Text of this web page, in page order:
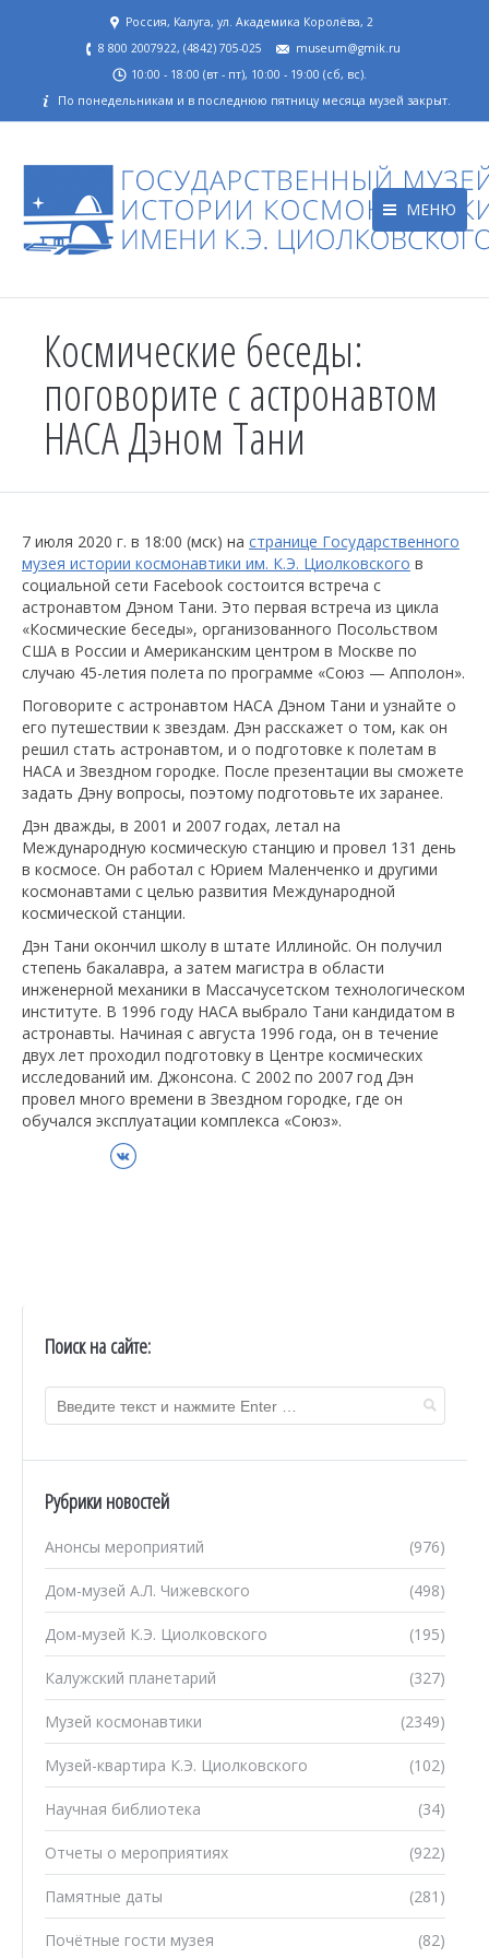
Россия, Калуга, ул. Академика Королёва, 2
8 800 2007922, (4842) 705-025
museum@gmik.ru
10:00 - 18:00 (вт - пт), 10:00 - 19:00 (сб, вс).
По понедельникам и в последнюю пятницу месяца музей закрыт.
МЕНЮ
Космические беседы:
поговорите с астронавтом
НАСА Дэном Тани
7 июля 2020 г. в 18:00 (мск) на странице Государственного
музея истории космонавтики им. К.Э. Циолковского в
социальной сети Facebook состоится встреча с
астронавтом Дэном Тани. Это первая встреча из цикла
«Космические беседы», организованного Посольством
США в России и Американским центром в Москве по
случаю 45-летия полета по программе «Союз — Апполон».
Поговорите с астронавтом НАСА Дэном Тани и узнайте о
его путешествии к звездам. Дэн расскажет о том, как он
решил стать астронавтом, и о подготовке к полетам в
НАСА и Звездном городке. После презентации вы сможете
задать Дэну вопросы, поэтому подготовьте их заранее.
Дэн дважды, в 2001 и 2007 годах, летал на
Международную космическую станцию и провел 131 день
в космосе. Он работал с Юрием Маленченко и другими
космонавтами с целью развития Международной
космической станции.
Дэн Тани окончил школу в штате Иллинойс. Он получил
степень бакалавра, а затем магистра в области
инженерной механики в Массачусетском технологическом
институте. В 1996 году НАСА выбрало Тани кандидатом в
астронавты. Начиная с августа 1996 года, он в течение
двух лет проходил подготовку в Центре космических
исследований им. Джонсона. С 2002 по 2007 год Дэн
провел много времени в Звездном городке, где он
обучался эксплуатации комплекса «Союз».
ВКонтакте
Поиск на сайте:
Рубрики новостей
(976)
Анонсы мероприятий
(498)
Дом-музей А.Л. Чижевского
(195)
Дом-музей К.Э. Циолковского
(327)
Калужский планетарий
(2349)
Музей космонавтики
(102)
Музей-квартира К.Э. Циолковского
(34)
Научная библиотека
(922)
Отчеты о мероприятиях
(281)
Памятные даты
(82)
Почётные гости музея